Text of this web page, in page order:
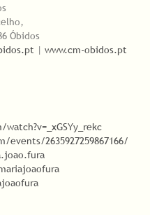
Óbidos
| www.cm-obidos.pt
2635927259867166/